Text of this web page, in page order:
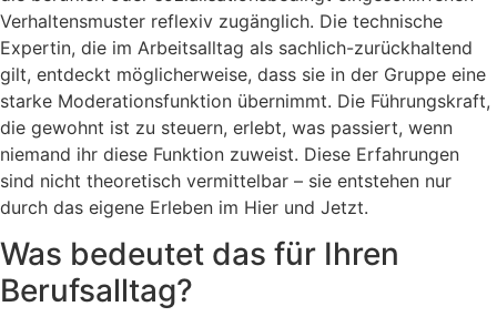
Verhaltensmuster reflexiv zugänglich. Die technische
Expertin, die im Arbeitsalltag als sachlich-zurückhaltend
gilt, entdeckt möglicherweise, dass sie in der Gruppe eine
starke Moderationsfunktion übernimmt. Die Führungskraft,
die gewohnt ist zu steuern, erlebt, was passiert, wenn
niemand ihr diese Funktion zuweist. Diese Erfahrungen
sind nicht theoretisch vermittelbar – sie entstehen nur
durch das eigene Erleben im Hier und Jetzt.
Was bedeutet das für Ihren
Berufsalltag?